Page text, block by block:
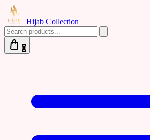
Hijab Collection
0